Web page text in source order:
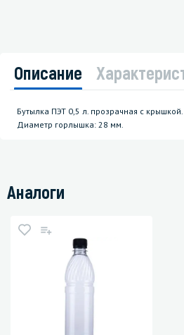
Описание
Бутылка ПЭТ 0,5 л. прозрачная с
Диаметр горлышка: 28 мм.
Аналоги